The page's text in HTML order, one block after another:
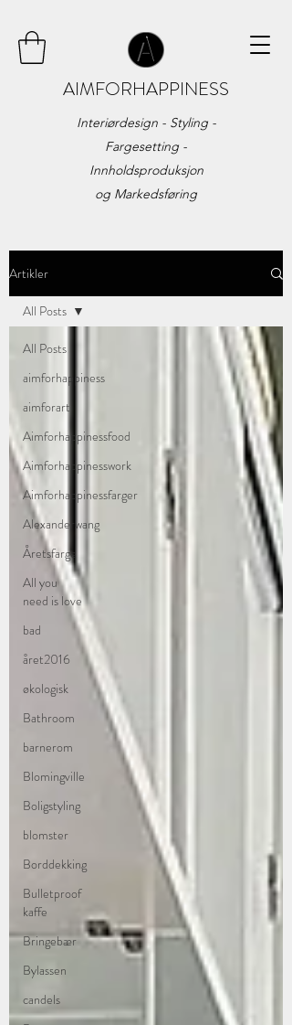
AIMFORHAPPINESS
Interiørdesign - Styling -
Fargesetting -
Innholdsproduksjon
og Markedsføring
Artikler
All Posts
aimforhappiness
aimforart
Aimforhappinessfood
Aimforhappinesswork
Aimforhappinessfarger
Alexanderwang
Åretsfarge
All you
need is love
bad
året2016
økologisk
Bathroom
barnerom
Blomingville
Boligstyling
blomster
Borddekking
Bulletproof
kaffe
Bringebær
Bylassen
candels
All Posts